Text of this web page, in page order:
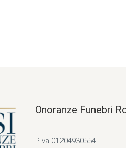
Onoranze Funebri
P.Iva 01204930554